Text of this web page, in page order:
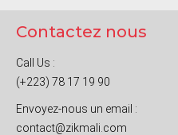
Contactez nous
Call Us :
(+223) 78 17 19 90
Envoyez-nous un email :
contact@zikmali.com